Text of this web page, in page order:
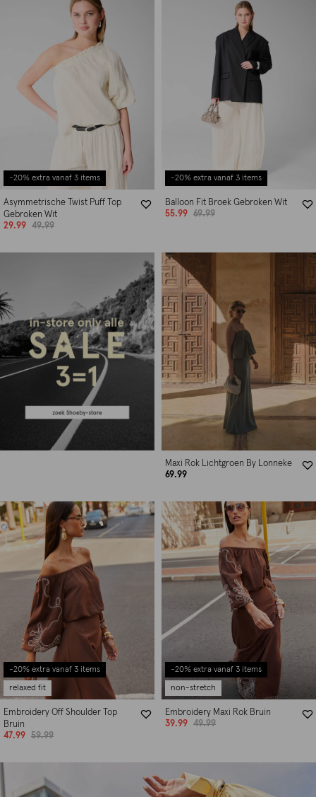
-20% extra vanaf 3 items
Asymmetrische Twist Puff Top
Gebroken Wit
29.99
49.99
-20% extra vanaf 3 items
Balloon Fit Broek Gebroken Wit
55.99
69.99
Maxi Rok Lichtgroen By Lonneke
69.99
-20% extra vanaf 3 items
relaxed fit
Embroidery Off Shoulder Top
Bruin
47.99
59.99
-20% extra vanaf 3 items
non-stretch
Embroidery Maxi Rok Bruin
39.99
49.99